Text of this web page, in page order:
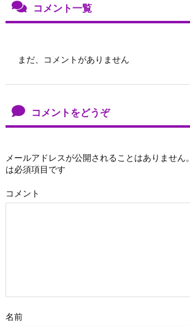
コメント一覧
まだ、コメントがありません
コメントをどうぞ
メールアドレスが公開されることはありません。
は必須項目です
コメント
名前